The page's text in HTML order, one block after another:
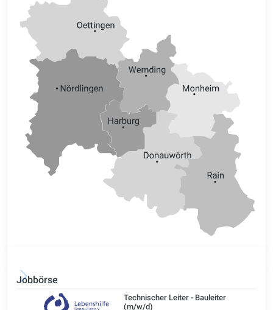
Jobbörse
Technischer Leiter - Bauleiter
(m/w/d)